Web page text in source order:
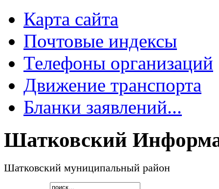
Карта сайта
Почтовые индексы
Телефоны организаций
Движение транспорта
Бланки заявлений...
Шатковский
Шатковский муниципальный район